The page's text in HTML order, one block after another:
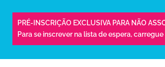
PRÉ-INSCRIÇÃO EXCLUSIVA PARA NÃO
Para se inscrever na lista de espera,carregue